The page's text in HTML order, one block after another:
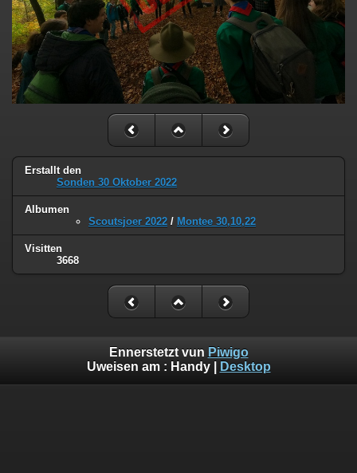
Erstallt den
Sonden 30 Oktober 2022
Albumen
Scoutsjoer 2022 / Montee 30,10,22
Visitten
3668
Ennerstetzt vun Piwigo
Uweisen am : Handy| Desktop